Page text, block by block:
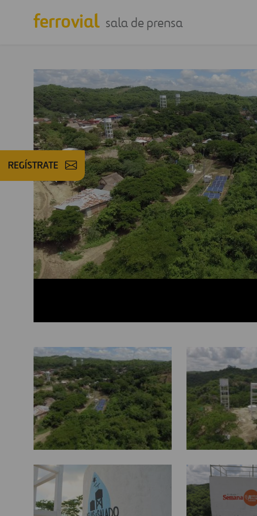
sala de prensa
REGÍSTRATE
Salado
Salado